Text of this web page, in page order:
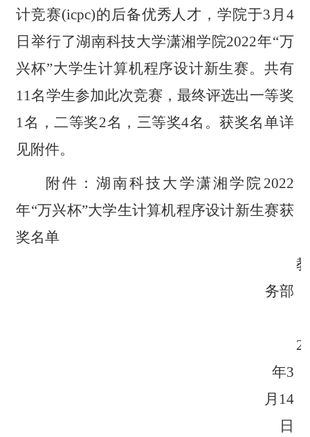
计竞赛(icpc)的后备优秀人才，学院于3月4
日举行了湖南科技大学潇湘学院2022年“万
兴杯”大学生计算机程序设计新生赛。共有
11名学生参加此次竞赛，最终评选出一等奖
1名，二等奖2名，三等奖4名。获奖名单详
见附件。
附件：湖南科技大学潇湘学院2022
年“万兴杯”大学生计算机程序设计新生赛获
奖名单
教
务部
年3
月 14
日